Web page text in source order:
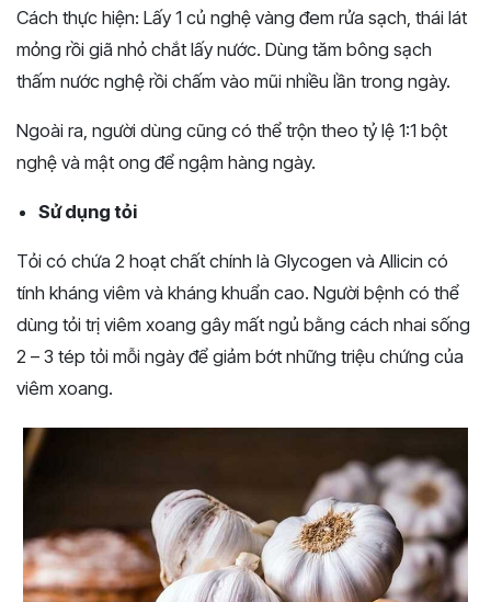
Cách thực hiện: Lấy 1 củ nghệ vàng đem rửa sạch, thái lát
mỏng rồi giã nhỏ chắt lấy nước. Dùng tăm bông sạch
thấm nước nghệ rồi chấm vào mũi nhiều lần trong ngày.
Ngoài ra, người dùng cũng có thể trộn theo tỷ lệ 1:1 bột
nghệ và mật ong để ngậm hàng ngày.
Sử dụng tỏi
Tỏi có chứa 2 hoạt chất chính là Glycogen và Allicin có
tính kháng viêm và kháng khuẩn cao. Người bệnh có thể
dùng tỏi trị viêm xoang gây mất ngủ bằng cách nhai sống
2 – 3 tép tỏi mỗi ngày để giảm bớt những triệu chứng của
viêm xoang.